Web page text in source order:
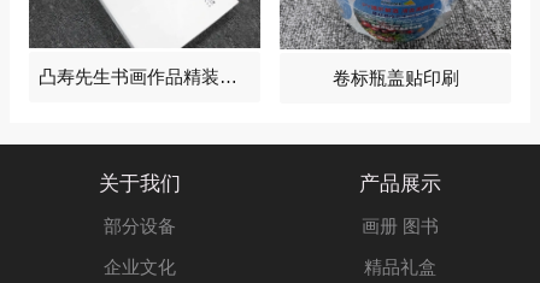
凸寿先生书画作品精装画册2024 卷标瓶盖贴印刷
关于我们
部分设备
企业文化
产品展示
画册 图书
精品礼盒